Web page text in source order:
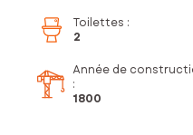
Toilettes :
2
Année de
:
1800